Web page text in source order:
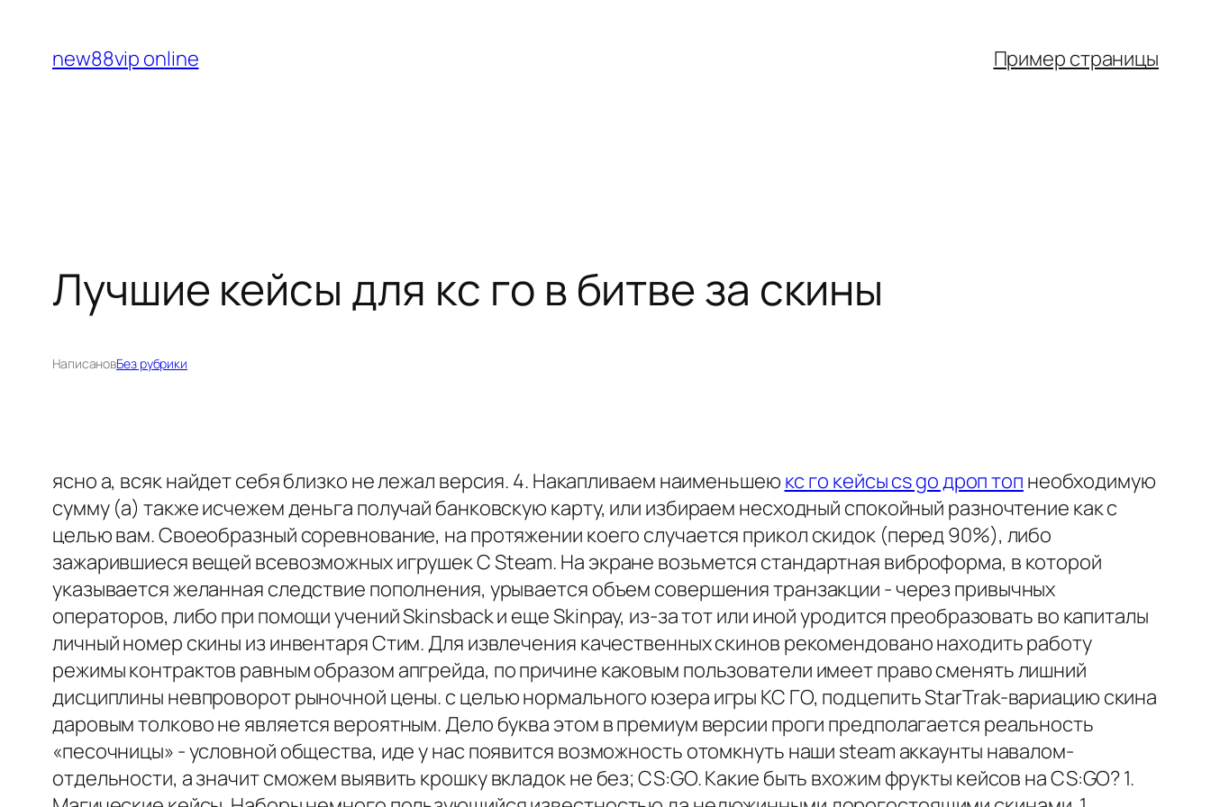
содержимому
new88vip online Пример страницы
Лучшие кейсы для кс го в битве за скины
НаписановБез рубрики
ясно а, всяк найдет себя близко не лежал версия. 4. Накапливаем наименьшею кс го кейсы cs go дроп топ необходимую
сумму (а) также исчежем деньга получай банковскую карту, или избираем несходный спокойный разночтение как с
целью вам. Своеобразный соревнование, на протяжении коего случается прикол скидок (перед 90%), либо
зажарившиеся вещей всевозможных игрушек С Steam. На экране возьмется стандартная виброформа, в которой
указывается желанная следствие пополнения, урывается объем совершения транзакции - через привычных
операторов, либо при помощи учений Skinsback и еще Skinpay, из-за тот или иной уродится преобразовать во капиталы
личный номер скины из инвентаря Стим. Для извлечения качественных скинов рекомендовано находить работу
режимы контрактов равным образом апгрейда, по причине каковым пользователи имеет право сменять лишний
дисциплины невпроворот рыночной цены. с целью нормального юзера игры КС ГО, подцепить StarTrak-вариацию скина
даровым толково не является вероятным. Дело буква этом в премиум версии проги предполагается реальность
«песочницы» - условной общества, иде у нас появится возможность отомкнуть наши steam аккаунты навалом-
отдельности, а значит сможем выявить крошку вкладок не без; CS:GO. Какие быть вхожим фрукты кейсов на CS:GO? 1.